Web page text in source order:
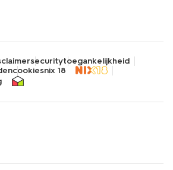
securitytoegankelijkheid
cookiesnix 18